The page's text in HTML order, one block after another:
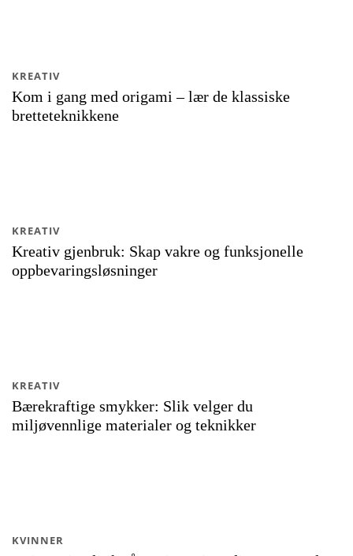
Kom i gang med origami – lær de klassiske
bretteteknikkene
KREATIV
Kreativ gjenbruk: Skap vakre og funksjonelle
oppbevaringsløsninger
KREATIV
Bærekraftige smykker: Slik velger du
miljøvennlige materialer og teknikker
KREATIV
KVINNER